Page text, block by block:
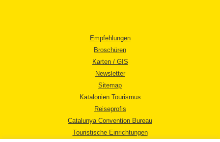
Empfehlungen
Broschüren
Karten / GIS
Newsletter
Sitemap
Katalonien Tourismus
Reiseprofis
Catalunya Convention Bureau
Touristische Einrichtungen